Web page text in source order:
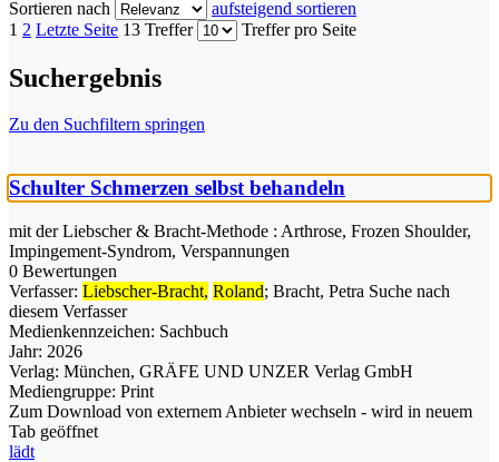
Sortieren nach
aufsteigend sortieren
1 2 Letzte Seite 13 Treffer Treffer pro Seite
Suchergebnis
Zu den Suchfiltern springen
Schulter Schmerzen selbst behandeln
mit der Liebscher & Bracht-Methode : Arthrose, Frozen Shoulder,
Impingement-Syndrom, Verspannungen
0 Bewertungen
Verfasser: Liebscher-Bracht, Roland; Bracht, Petra Suche nach
diesem Verfasser
Medienkennzeichen: Sachbuch
Jahr: 2026
Verlag: München, GRÄFE UND UNZER Verlag GmbH
Mediengruppe: Print
Zum Download von externem Anbieter wechseln - wird in neuem
Tab geöffnet
lädt